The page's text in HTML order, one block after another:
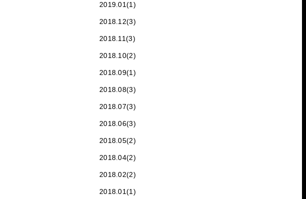
2019.01(1)
2018.12(3)
2018.11(3)
2018.10(2)
2018.09(1)
2018.08(3)
2018.07(3)
2018.06(3)
2018.05(2)
2018.04(2)
2018.02(2)
2018.01(1)